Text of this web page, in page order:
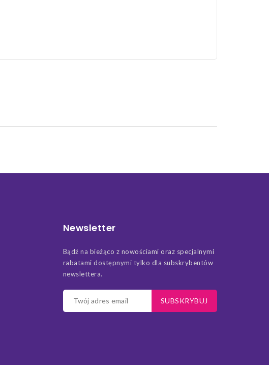
Newsletter
Bądź na bieżąco z nowościami oraz specjalnymi
rabatami dostępnymi tylko dla subskrybentów
newslettera.